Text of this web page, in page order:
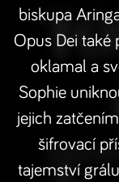
biskupa
Opus Dei také
oklamal a
Sophie
jejich
šifrovací
tajemství